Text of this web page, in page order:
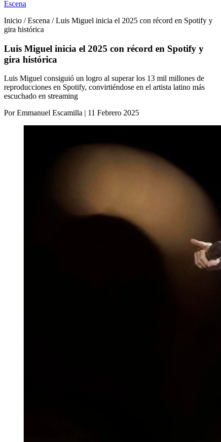
Escena
Inicio / Escena / Luis Miguel inicia el 2025 con récord en Spotify y
gira histórica
Luis Miguel inicia el 2025 con récord en Spotify y
gira histórica
Luis Miguel consiguió un logro al superar los 13 mil millones de
reproducciones en Spotify, convirtiéndose en el artista latino más
escuchado en streaming
Por Emmanuel Escamilla | 11 Febrero 2025